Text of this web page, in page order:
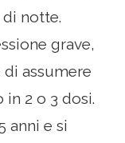
notte.
grave,
assumere
in 2 o 3 dosi.
anni e si